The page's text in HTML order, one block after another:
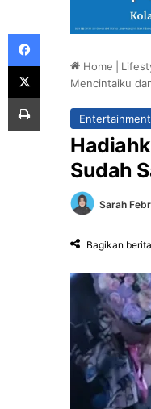
Home
Mencintaiku
Entertainment
Sudah
Sarah
Bagikan
Facebook